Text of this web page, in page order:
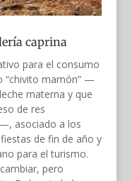
caprina
para el consumo
“chivito mamón” —
materna y que
de res
asociado a los
de fin de año y
para el turismo.
pero